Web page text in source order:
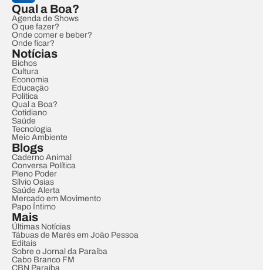
Qual a Boa?
Agenda de Shows
O que fazer?
Onde comer e beber?
Onde ficar?
Notícias
Bichos
Cultura
Economia
Educação
Política
Qual a Boa?
Cotidiano
Saúde
Tecnologia
Meio Ambiente
Blogs
Caderno Animal
Conversa Política
Pleno Poder
Sílvio Osias
Saúde Alerta
Mercado em Movimento
Papo Íntimo
Mais
Últimas Notícias
Tábuas de Marés em João Pessoa
Editais
Sobre o Jornal da Paraíba
Cabo Branco FM
CBN Paraíba